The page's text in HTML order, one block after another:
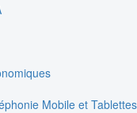
Mobile et Tablettes